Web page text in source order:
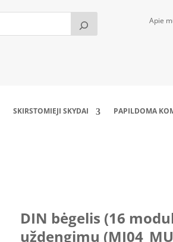
Apie
SKIRSTOMIEJI SKYDAI PAPILDOMA
DIN bėgelis (16
uždengimu